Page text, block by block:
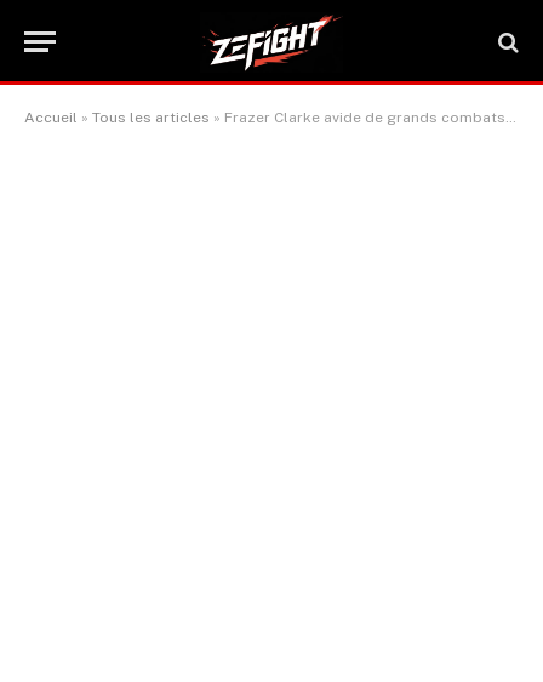
Accueil » Tous les articles » Frazer Clarke avide de grands combats après avoir dominé Ebenezer Tetteh